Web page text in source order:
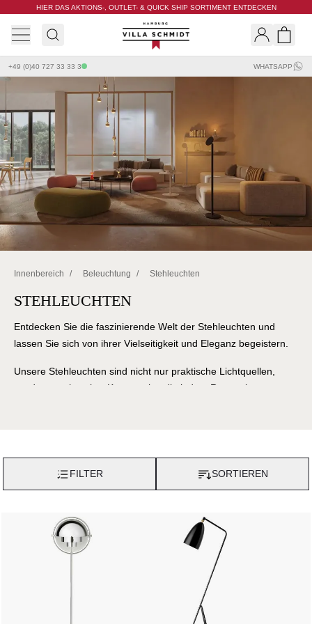
HIER DAS AKTIONS-, OUTLET- & QUICK SHIP SORTIMENT ENTDECKEN
Villa Schmidt
+49 (0)40 727 33 33 3 WHATSAPP
Innenbereich / Beleuchtung / Stehleuchten
STEHLEUCHTEN
Entdecken Sie die faszinierende Welt der Stehleuchten und
lassen Sie sich von ihrer Vielseitigkeit und Eleganz begeistern.
Unsere Stehleuchten sind nicht nur praktische Lichtquellen,
sondern auch wahre Kunstwerke, die jedem Raum eine
Von minimalistischen und modernen bis hin zu klassischen und
Optionen, um Ihren individuellen Geschmack zu treffen.
Unsere Stehleuchten bestehen aus hochwertigen Materialien
wie Metall, Holz oder Glas und sind mit innovativen
Beleuchtungstechnologien ausgestattet, um Ihnen das perfekte
FILTER SORTIEREN